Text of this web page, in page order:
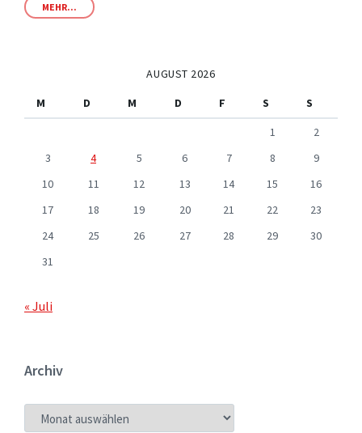
MEHR...
AUGUST 2026
M
D M D F S
S
1
2
3
4 5 6 7 8
9
10
11 12 13 14 15
16
17
18 19 20 21 22
23
24
25 26 27 28 29
30
31
« Juli
Archiv
ARCHIV